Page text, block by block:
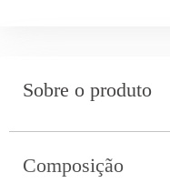
Sobre o produto
Composição